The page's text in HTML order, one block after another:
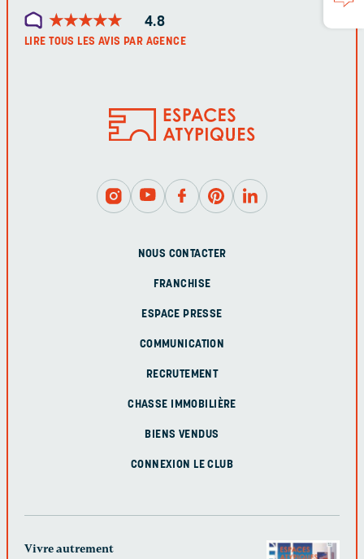
★★★★★
★★★★★ 4.8
LIRE TOUS LES AVIS PAR AGENCE
NOUS CONTACTER
FRANCHISE
ESPACE PRESSE
COMMUNICATION
RECRUTEMENT
CHASSE IMMOBILIÈRE
BIENS VENDUS
CONNEXION LE CLUB
Vivre autrement